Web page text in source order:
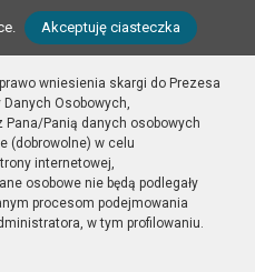
Akceptuję ciasteczka
wniesienia skargi do Prezesa
Danych Osobowych,
Pana/Panią danych osobowych
(dobrowolne) w celu
internetowej,
osobowe nie będą podlegały
procesom podejmowania
w tym profilowaniu.